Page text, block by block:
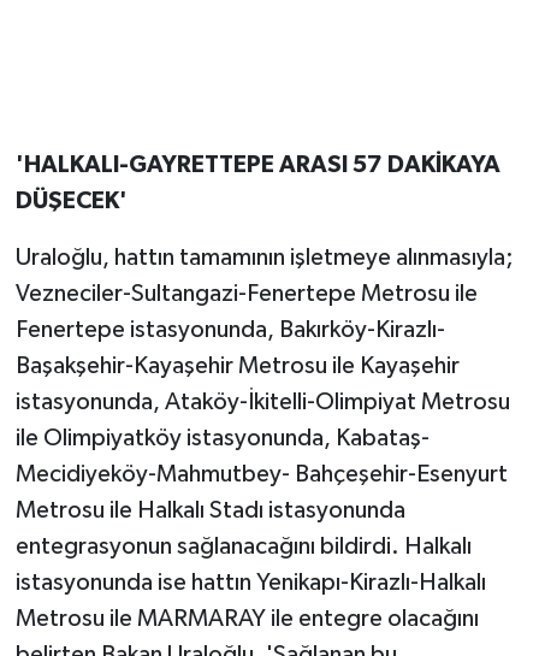
'HALKALI-GAYRETTEPE ARASI 57 DAKİKAYA
DÜŞECEK'
Uraloğlu, hattın tamamının işletmeye alınmasıyla;
Vezneciler-Sultangazi-Fenertepe Metrosu ile
Fenertepe istasyonunda, Bakırköy-Kirazlı-
Başakşehir-Kayaşehir Metrosu ile Kayaşehir
istasyonunda, Ataköy-İkitelli-Olimpiyat Metrosu
ile Olimpiyatköy istasyonunda, Kabataş-
Mecidiyeköy-Mahmutbey- Bahçeşehir-Esenyurt
Metrosu ile Halkalı Stadı istasyonunda
entegrasyonun sağlanacağını bildirdi. Halkalı
istasyonunda ise hattın Yenikapı-Kirazlı-Halkalı
Metrosu ile MARMARAY ile entegre olacağını